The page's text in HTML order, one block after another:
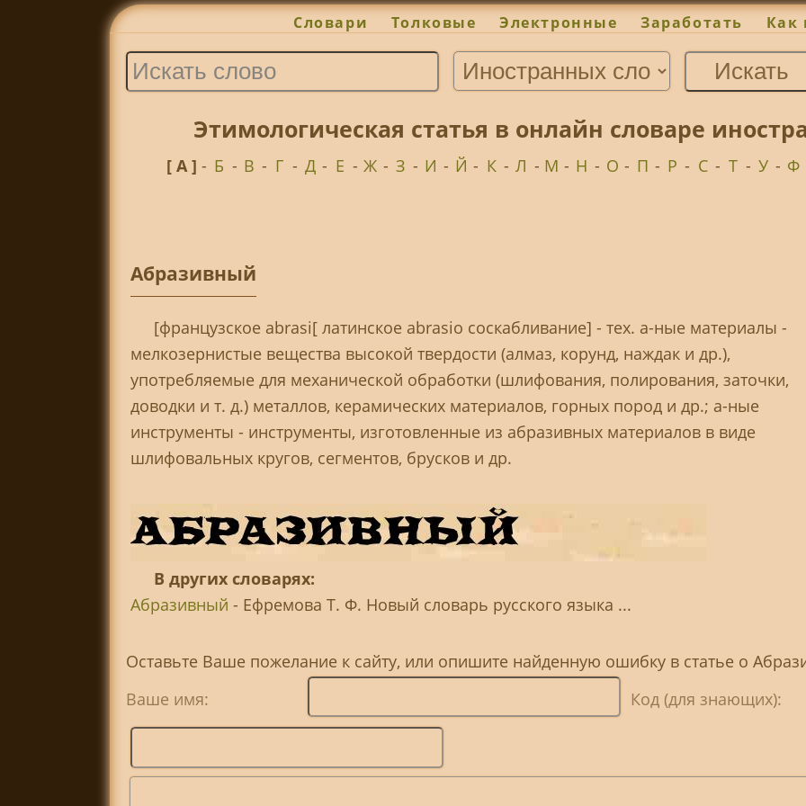
Словари Толковые Электронные Заработать Как
Этимологическая статья в онлайн словаре
[ А ] - Б - В - Г - Д - Е - Ж - З - И - Й - К - Л - М - Н - О - П - Р - С - Т - У - Ф
Абразивный
[французское abrasi[ латинское abrasio соскабливание] - тех. а-ные материалы -
мелкозернистые вещества высокой твердости (алмаз, корунд, наждак и др.),
употребляемые для механической обработки (шлифования, полирования, заточки,
доводки и т. д.) металлов, керамических материалов, горных пород и др.; а-ные
инструменты - инструменты, изготовленные из абразивных материалов в виде
шлифовальных кругов, сегментов, брусков и др.
В других словарях:
Абразивный - Ефремова Т. Ф. Новый словарь русского языка ...
Оставьте Ваше пожелание к сайту, или опишите найденную ошибку в статье о
Ваше имя:
Код (для знающих):